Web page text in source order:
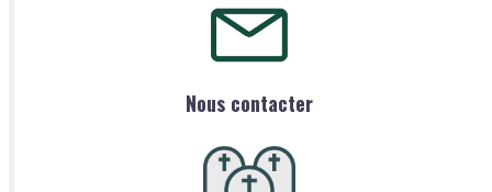
Nous contacter